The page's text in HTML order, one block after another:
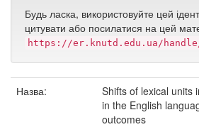
Будь ласка, використовуйте цей
цитувати або посилатися на цей
https://er.knutd.edu.ua/handle/
Назва:
Shifts of lexical units
in the English
outcomes